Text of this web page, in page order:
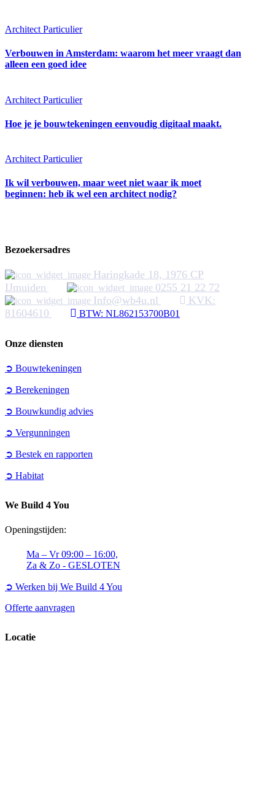
Architect Particulier
Verbouwen in Amsterdam: waarom het meer vraagt dan
alleen een goed idee
Architect Particulier
Hoe je je bouwtekeningen eenvoudig digitaal maakt.
Architect Particulier
Ik wil verbouwen, maar weet niet waar ik moet
beginnen: heb ik wel een architect nodig?
Bezoekersadres
Haringkade 18, 1976 CP
IJmuiden
0255 21 22 72
Info@wb4u.nl
KVK:
81604610
BTW: NL862153700B01
Onze diensten
➲ Bouwtekeningen
➲ Berekeningen
➲ Bouwkundig advies
➲ Vergunningen
➲ Bestek en rapporten
➲ Habitat
We Build 4 You
Openingstijden:
Ma – Vr 09:00 – 16:00,
Za & Zo - GESLOTEN
➲ Werken bij We Build 4 You
Offerte aanvragen
Locatie